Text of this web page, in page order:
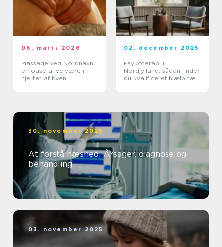
06. marts 2026
Massage ved Nordhavn:
en oase af velvære i
hjertet af byen
02. december 2025
Psykoterapi i
Nordjylland: sådan finder
du kvalificeret hjælp tæt
30. november 2025
At forstå hæshed: Årsager, diagnose og
behandling
03. november 2025